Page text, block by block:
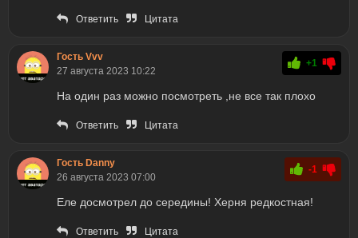
Ответить Цитата
Гость Vvv
27 августа 2023 10:22
+1
На один раз можно посмотреть ,не все так плохо
Ответить Цитата
Гость Danny
26 августа 2023 07:00
-1
Еле досмотрел до середины! Херня редкостная!
Ответить Цитата